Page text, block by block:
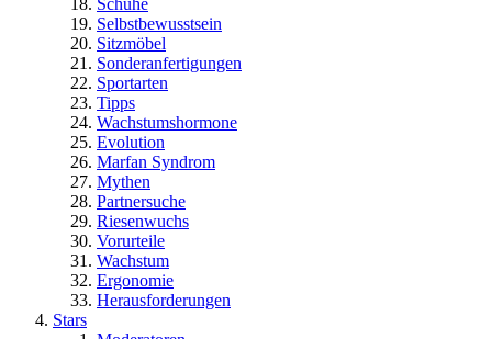
Schuhe
Selbstbewusstsein
Sitzmöbel
Sonderanfertigungen
Sportarten
Tipps
Wachstumshormone
Evolution
Marfan Syndrom
Mythen
Partnersuche
Riesenwuchs
Vorurteile
Wachstum
Ergonomie
Herausforderungen
Stars